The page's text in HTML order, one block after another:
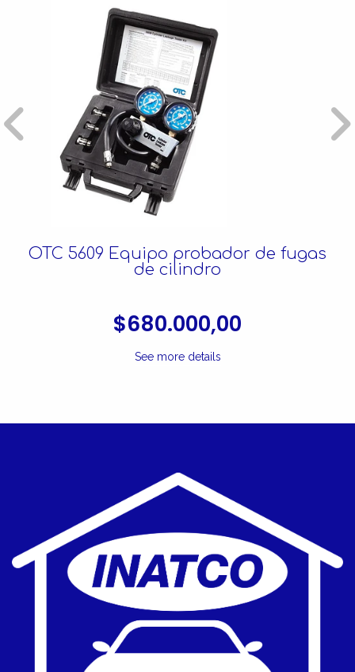
OTC 5609 Equipo probador de fugas
de cilindro
$680.000,00
See more details